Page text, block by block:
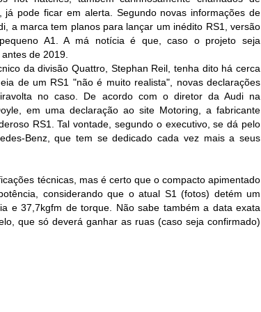
já pode ficar em alerta. Segundo novas informações de
a marca tem planos para lançar um inédito RS1, versão
A1. A má notícia é que, caso o projeto seja
de 2019.
da divisão Quattro, Stephan Reil, tenha dito há cerca
de um RS1 "não é muito realista", novas declarações
no caso. De acordo com o diretor da Audi na
em uma declaração ao site Motoring, a fabricante
RS1. Tal vontade, segundo o executivo, se dá pelo
Benz, que tem se dedicado cada vez mais a seus
técnicas, mas é certo que o compacto apimentado
considerando que o atual S1 (fotos) detém um
e 37,7kgfm de torque. Não sabe também a data exata
que só deverá ganhar as ruas (caso seja confirmado)